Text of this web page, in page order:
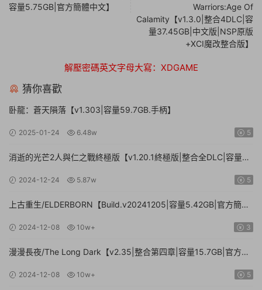
容量5.75GB|官方簡體中文】
Warriors:Age Of
Calamity【v1.3.0|整合4DLC|容
量37.45GB|中文版|NSP原版
+XCI魔改整合版】
解壓密碼英文字母大寫：XDGAME
猜你喜歡
卧龍：蒼天隕落【v1.303|容量59.7GB.手柄】
2025-01-24 6.48w 5
消逝的光芒2人與仁之戰終極版【v1.20.1終極版|整合全DLC|容量
2024-12-24 5.87w 5
上古重生/ELDERBORN【Build.v20241205|容量5.42GB|官方簡體
2024-12-08 10w+ 3
漫漫長夜/The Long Dark【v2.35|整合第四章|容量15.7GB|官方簡
2024-12-08 10w+ 5